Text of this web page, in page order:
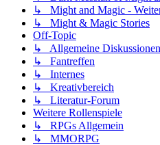
↳ Might and Magic -
↳ Might & Magic Stories
Off-Topic
↳ Allgemeine Diskussionen
↳ Fantreffen
↳ Internes
↳ Kreativbereich
↳ Literatur-Forum
Weitere Rollenspiele
↳ RPGs Allgemein
↳ MMORPG